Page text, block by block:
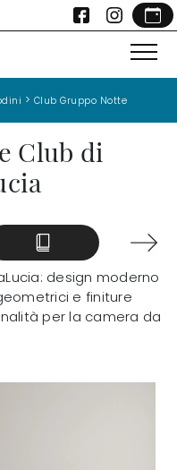
> Club Gruppo Notte
Club di
design moderno
e finiture
per la camera da